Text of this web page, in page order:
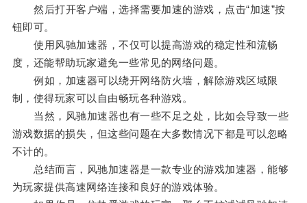
然后打开客户端，选择需要加速的游戏，点击“加速”按
钮即可。
使用风驰加速器，不仅可以提高游戏的稳定性和流畅
度，还能帮助玩家避免一些常见的网络问题。
例如，加速器可以绕开网络防火墙，解除游戏区域限
制，使得玩家可以自由畅玩各种游戏。
当然，风驰加速器也有一些不足之处，比如会导致一些
游戏数据的损失，但这些问题在大多数情况下都是可以忽略
不计的。
总结而言，风驰加速器是一款专业的游戏加速器，能够
为玩家提供高速网络连接和良好的游戏体验。